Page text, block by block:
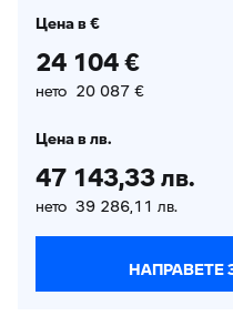
Цена в €
24 104 €
нето 20 087 €
Цена в лв.
47 143,33 лв.
нето 39 286,11 лв.
НАПРАВЕТЕ